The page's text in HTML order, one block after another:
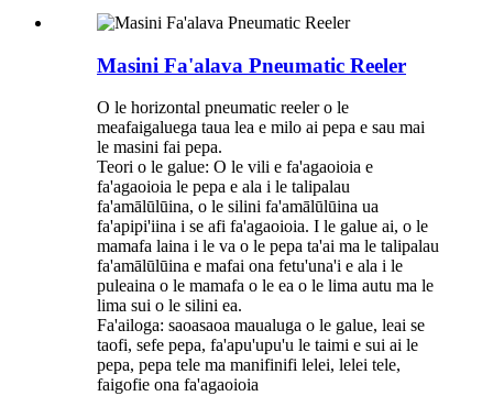
Masini Fa'alava Pneumatic Reeler
O le horizontal pneumatic reeler o le
meafaigaluega taua lea e milo ai pepa e sau mai
le masini fai pepa.
Teori o le galue: O le vili e fa'agaoioia e
fa'agaoioia le pepa e ala i le talipalau
fa'amālūlūina, o le silini fa'amālūlūina ua
fa'apipi'iina i se afi fa'agaoioia. I le galue ai, o le
mamafa laina i le va o le pepa ta'ai ma le talipalau
fa'amālūlūina e mafai ona fetu'una'i e ala i le
puleaina o le mamafa o le ea o le lima autu ma le
lima sui o le silini ea.
Fa'ailoga: saoasaoa maualuga o le galue, leai se
taofi, sefe pepa, fa'apu'upu'u le taimi e sui ai le
pepa, pepa tele ma manifinifi lelei, lelei tele,
faigofie ona fa'agaoioia